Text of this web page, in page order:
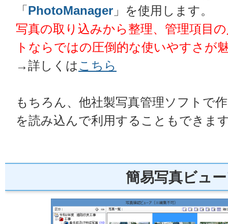
「 PhotoManager 」を使用します。
写真の取り込みから整理、管理項目
トならではの圧倒的な使いやすさが
→詳しくは こちら
もちろん、他社製写真管理ソフトで
を読み込んで利用することもできま
簡易写真ビュ